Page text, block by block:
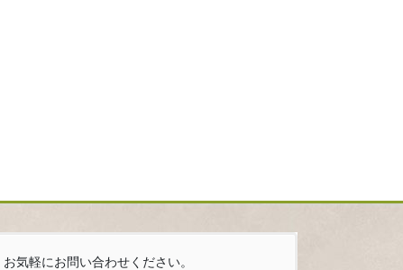
お気軽にお問い合わせください。